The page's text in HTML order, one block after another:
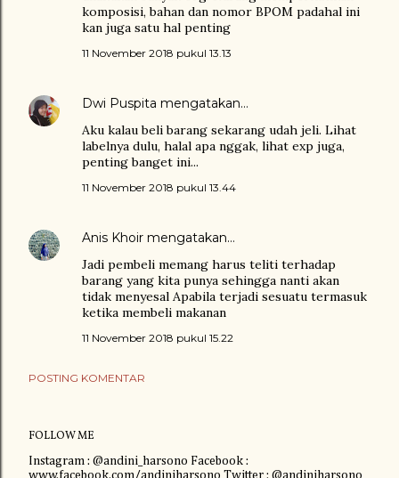
komposisi, bahan dan nomor BPOM padahal ini
kan juga satu hal penting
11 November 2018 pukul 13.13
Dwi Puspita mengatakan…
Aku kalau beli barang sekarang udah jeli. Lihat
labelnya dulu, halal apa nggak, lihat exp juga,
penting banget ini...
11 November 2018 pukul 13.44
Anis Khoir mengatakan…
Jadi pembeli memang harus teliti terhadap
barang yang kita punya sehingga nanti akan
tidak menyesal Apabila terjadi sesuatu termasuk
ketika membeli makanan
11 November 2018 pukul 15.22
POSTING KOMENTAR
FOLLOW ME
Instagram : @andini_harsono Facebook :
www.facebook.com/andiniharsono Twitter : @andiniharsono